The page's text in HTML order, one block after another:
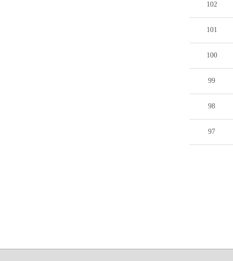
102
101
100
99
98
97